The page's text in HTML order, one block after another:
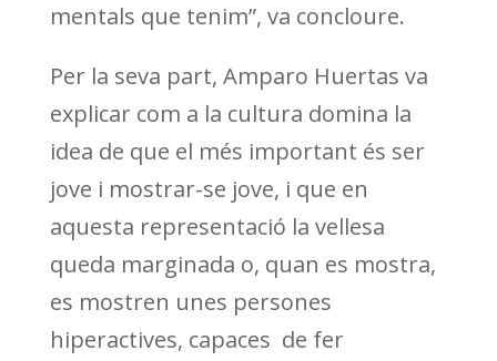
mentals que tenim”, va concloure.
Per la seva part, Amparo Huertas va
explicar com a la cultura domina la
idea de que el més important és ser
jove i mostrar-se jove, i que en
aquesta representació la vellesa
queda marginada o, quan es mostra,
es mostren unes persones
hiperactives, capaces de fer